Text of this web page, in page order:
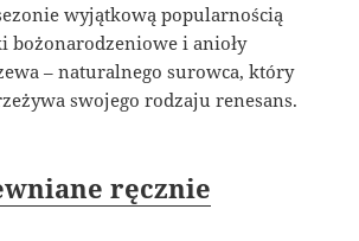
wyjątkową popularnością
bożonarodzeniowe i anioły
– naturalnego surowca, który
swojego rodzaju renesans.
ręcznie